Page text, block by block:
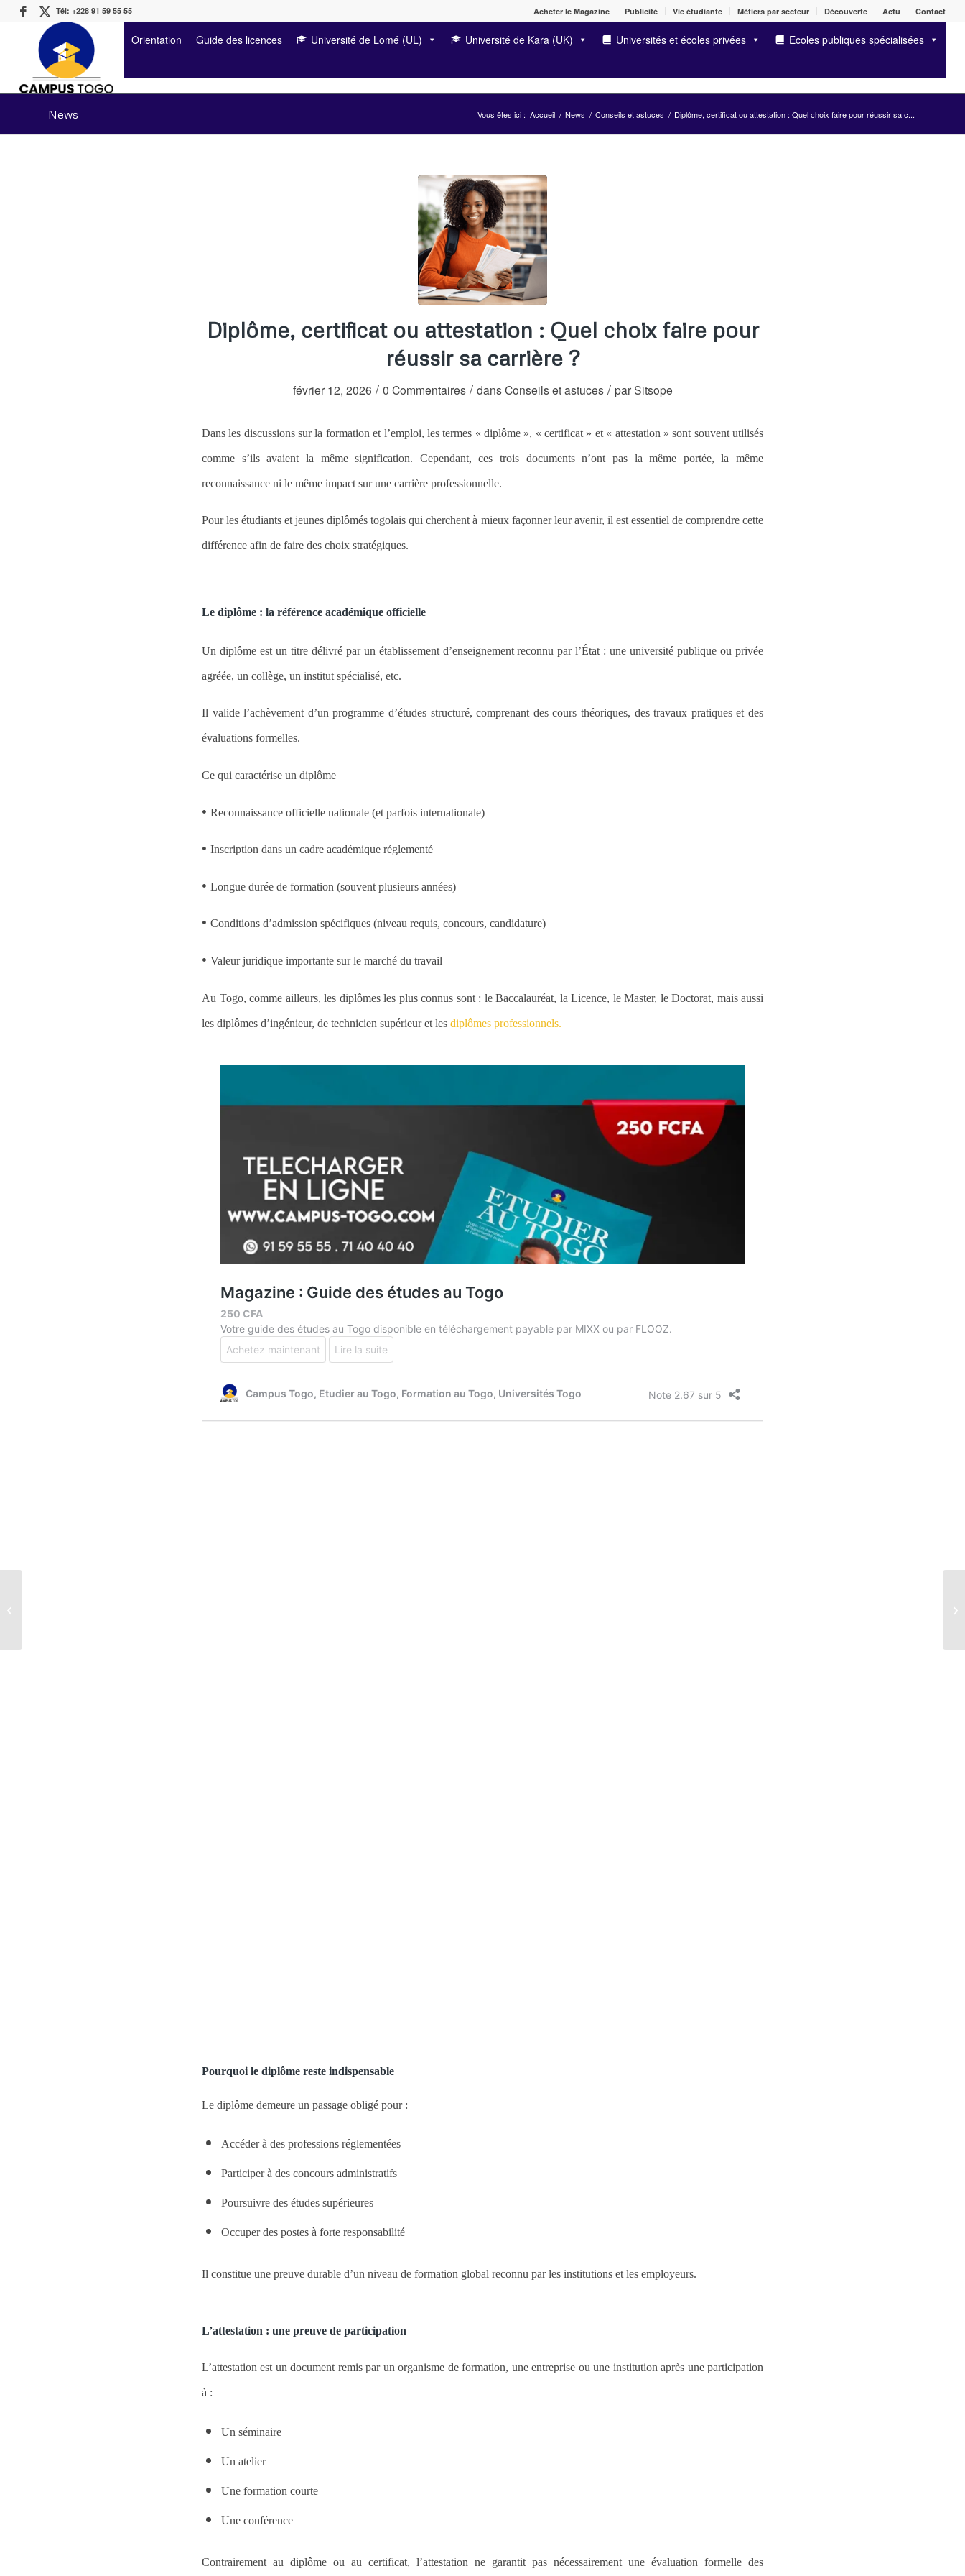
Acheter le Magazine Publicité Vie étudiante Métiers par secteur Découverte Actu Contact
Tél: +228 91 59 55 55
Orientation Guide des licences Université de Lomé (UL) Université de Kara (UK) Universités et écoles privées Ecoles publiques spécialisées
News Vous êtes ici : Accueil / News / Conseils et astuces / Diplôme, certificat ou attestation : Quel choix faire pour réussir sa c...
Diplôme, certificat ou attestation : Quel choix faire pour
réussir sa carrière ?
février 12, 2026 / 0 Commentaires / dansConseils et astuces / parSitsope
Dans les discussions sur la formation et l’emploi, les termes « diplôme », « certificat » et « attestation » sont souvent utilisés
comme s’ils avaient la même signification. Cependant, ces trois documents n’ont pas la même portée, la même
reconnaissance ni le même impact sur une carrière professionnelle.
Pour les étudiants et jeunes diplômés togolais qui cherchent à mieux façonner leur avenir, il est essentiel de comprendre cette
différence afin de faire des choix stratégiques.
Le diplôme : la référence académique officielle
Un diplôme est un titre délivré par un établissement d’enseignement reconnu par l’État : une université publique ou privée
agréée, un collège, un institut spécialisé, etc.
Il valide l’achèvement d’un programme d’études structuré, comprenant des cours théoriques, des travaux pratiques et des
évaluations formelles.
Ce qui caractérise un diplôme
• Reconnaissance officielle nationale (et parfois internationale)
• Inscription dans un cadre académique réglementé
• Longue durée de formation (souvent plusieurs années)
• Conditions d’admission spécifiques (niveau requis, concours, candidature)
• Valeur juridique importante sur le marché du travail
Au Togo, comme ailleurs, les diplômes les plus connus sont : le Baccalauréat, la Licence, le Master, le Doctorat, mais aussi
les diplômes d’ingénieur, de technicien supérieur et les diplômes professionnels.
Pourquoi le diplôme reste indispensable
Le diplôme demeure un passage obligé pour :
Accéder à des professions réglementées
Participer à des concours administratifs
Poursuivre des études supérieures
Occuper des postes à forte responsabilité
Il constitue une preuve durable d’un niveau de formation global reconnu par les institutions et les employeurs.
L’attestation : une preuve de participation
L’attestation est un document remis par un organisme de formation, une entreprise ou une institution après une participation
à :
Un séminaire
Un atelier
Une formation courte
Une conférence
Contrairement au diplôme ou au certificat, l’attestation ne garantit pas nécessairement une évaluation formelle des